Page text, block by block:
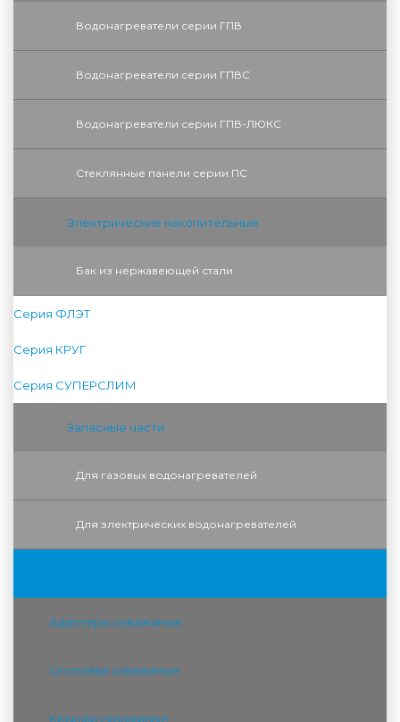
Водонагреватели серии ГПВ
Водонагреватели серии ГПВС
Водонагреватели серии ГПВ-ЛЮКС
Стеклянные панели серии ПС
Электрические накопительные
Бак из нержавеющей стали
Серия ФЛЭТ
Серия КРУГ
Серия СУПЕРСЛИМ
Запасные части
Для газовых водонагревателей
Для электрических водонагревателей
Адаптеры скважиные
Оголовки скважиные
Крышки скважиные